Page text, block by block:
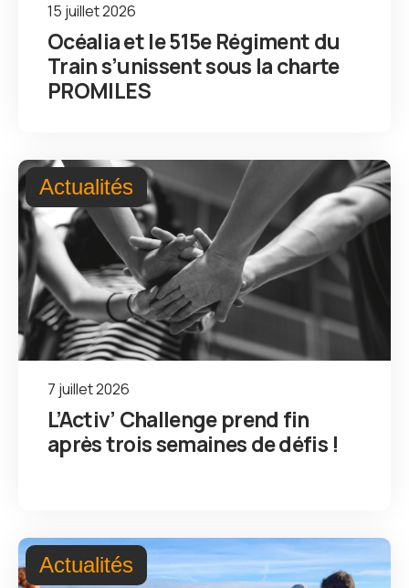
15 juillet 2026
Océalia et le 515e Régiment du
Train s’unissent sous la charte
PROMILES
Actualités
7 juillet 2026
L’Activ’ Challenge prend fin
après trois semaines de défis !
Actualités